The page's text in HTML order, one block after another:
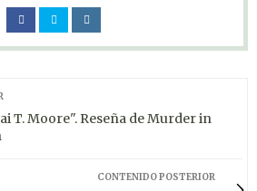
T. Moore". Reseña de Murder in
CONTENIDO POSTERIOR